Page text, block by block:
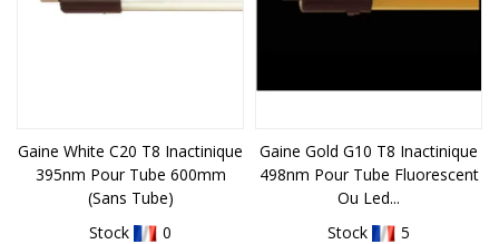
Gaine White C20 T8 Inactinique
395nm Pour Tube 600mm
(sans Tube)
Stock
0
Gaine Gold G10 T8 Inactinique
498nm Pour Tube Fluorescent
Ou Led...
Stock
5